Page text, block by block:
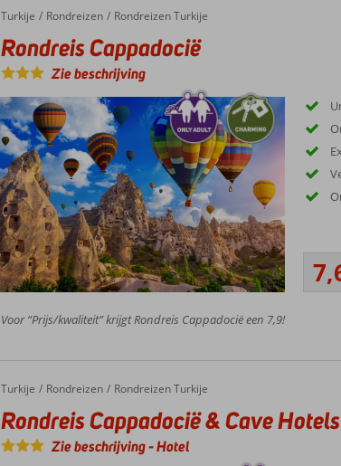
Home
Turkije Rondreizen Rondreizen Turkije
Rondreis Cappadocië
Rondreis Cappadocië
Zie beschrijving
Voor “Prijs/kwaliteit” krijgt Rondreis Cappadocië een 7,9!
Home
Turkije Rondreizen Rondreizen Turkije
Rondreis Cappadocië & Cave Hotels
Rondreis Cappadocië & Cave Hotels
Zie beschrijving-Hotel